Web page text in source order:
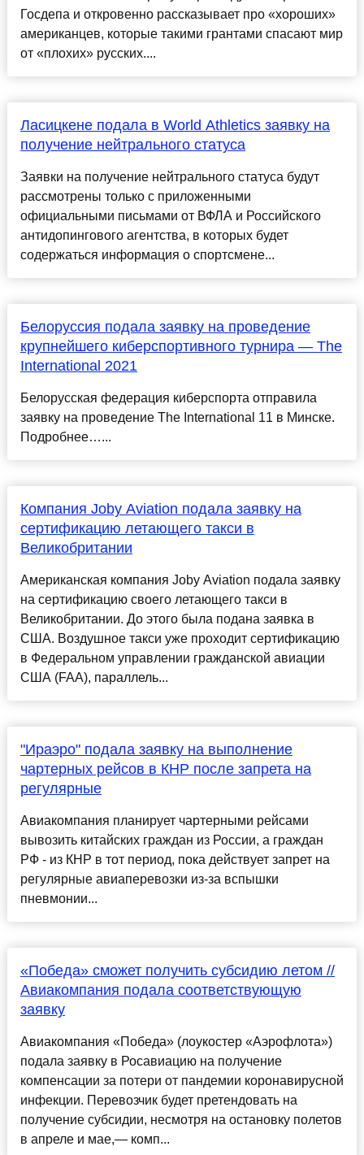
Госдепа и откровенно рассказывает про «хороших»
американцев, которые такими грантами спасают мир
от «плохих» русских....
Ласицкене подала в World Athletics заявку на
получение нейтрального статуса
Заявки на получение нейтрального статуса будут
рассмотрены только с приложенными
официальными письмами от ВФЛА и Российского
антидопингового агентства, в которых будет
содержаться информация о спортсмене...
Белоруссия подала заявку на проведение
крупнейшего киберспортивного турнира — The
International 2021
Белорусская федерация киберспорта отправила
заявку на проведение The International 11 в Минске.
Подробнее…...
Компания Joby Aviation подала заявку на
сертификацию летающего такси в
Великобритании
Американская компания Joby Aviation подала заявку
на сертификацию своего летающего такси в
Великобритании. До этого была подана заявка в
США. Воздушное такси уже проходит сертификацию
в Федеральном управлении гражданской авиации
США (FAA), параллель...
"Ираэро" подала заявку на выполнение
чартерных рейсов в КНР после запрета на
регулярные
Авиакомпания планирует чартерными рейсами
вывозить китайских граждан из России, а граждан
РФ - из КНР в тот период, пока действует запрет на
регулярные авиаперевозки из-за вспышки
пневмонии...
«Победа» сможет получить субсидию летом //
Авиакомпания подала соответствующую
заявку
Авиакомпания «Победа» (лоукостер «Аэрофлота»)
подала заявку в Росавиацию на получение
компенсации за потери от пандемии коронавирусной
инфекции. Перевозчик будет претендовать на
получение субсидии, несмотря на остановку полетов
в апреле и мае,— комп...